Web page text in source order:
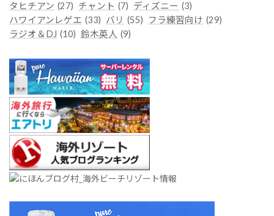
タヒチアン (27) チャント (7) ディズニー (3)
ハワイアンレゲエ (33) バリ (55) フラ練習向け (29)
ラジオ＆DJ (10) 鈴木英人 (9)